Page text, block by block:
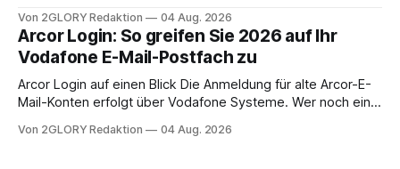
abwesenheiten und die gesamte kommunikation rund um
Ihr personal digital zu organisieren. In diesem Leitfaden
erfahren Sie alles, was Sie für einen reibungslosen Einstieg
brauchen, von der Registrierung
Von 2GLORY Redaktion 04 Aug. 2026
Arcor Login: So greifen Sie 2026 auf Ihr
Vodafone E-Mail-Postfach zu
Arcor Login auf einen Blick Die Anmeldung für alte Arcor-E-
Mail-Konten erfolgt über Vodafone Systeme. Wer noch eine
besitzt, loggt sich heute über das Vodafone E-Mail & Cloud
Von 2GLORY Redaktion 04 Aug. 2026